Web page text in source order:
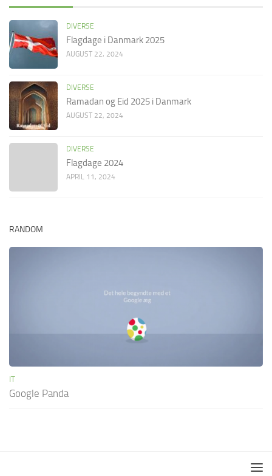
DIVERSE
Flagdage i Danmark 2025
AUGUST 22, 2024
DIVERSE
Ramadan og Eid 2025 i Danmark
AUGUST 22, 2024
DIVERSE
Flagdage 2024
APRIL 11, 2024
RANDOM
IT
Google Panda